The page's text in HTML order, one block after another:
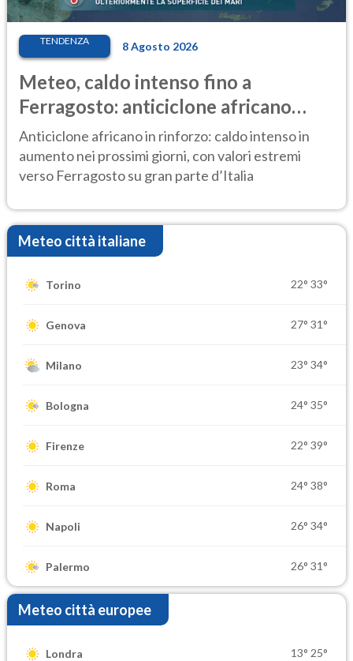
TENDENZA 8 Agosto 2026
Meteo, caldo intenso fino a
Ferragosto: anticiclone africano
ancora protagonista
Anticiclone africano in rinforzo: caldo intenso in
aumento nei prossimi giorni, con valori estremi
verso Ferragosto su gran parte d’Italia
Meteo città italiane
Torino 22° 33°
Genova 27° 31°
Milano 23° 34°
Bologna 24° 35°
Firenze 22° 39°
Roma 24° 38°
Napoli 26° 34°
Palermo 26° 31°
Meteo città europee
Londra 13° 25°